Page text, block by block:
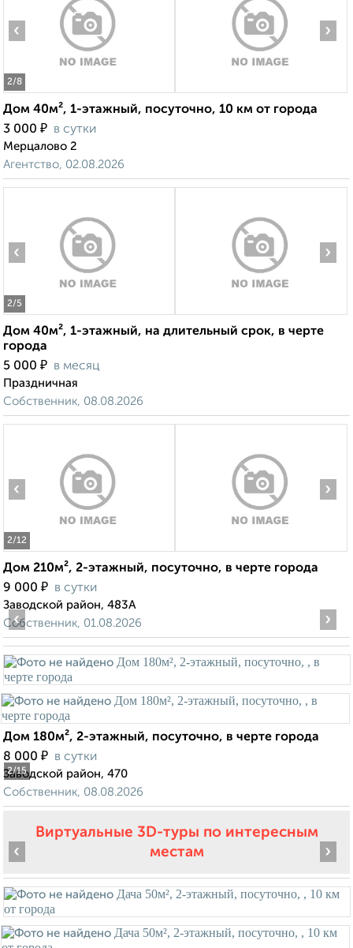
2/8
‹ ›
Дом 40м², 1-этажный, посуточно, 10 км от города
3 000 ₽ в сутки
Мерцалово 2
Агентство, 02.08.2026
2/5
‹ ›
Дом 40м², 1-этажный, на длительный срок, в черте
города
5 000 ₽ в месяц
Праздничная
Собственник, 08.08.2026
2/12
‹ ›
Дом 210м², 2-этажный, посуточно, в черте города
9 000 ₽ в сутки
Заводской район, 483А
Собственник, 01.08.2026
2/15
‹ ›
Дом 180м², 2-этажный, посуточно, в черте города
8 000 ₽ в сутки
Заводской район, 470
Собственник, 08.08.2026
Виртуальные 3D-туры по интересным
местам
‹ ›